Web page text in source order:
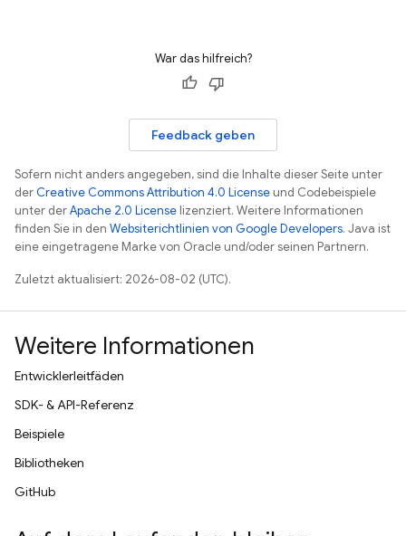
War das hilfreich?
Feedback geben
Sofern nicht anders angegeben, sind die Inhalte dieser Seite unter
derCreative Commons Attribution 4.0 License und Codebeispiele
unter derApache 2.0 License lizenziert. Weitere Informationen
finden Sie in den Websiterichtlinien von Google Developers. Java ist
eine eingetragene Marke von Oracle und/oder seinen Partnern.
Zuletzt aktualisiert: 2026-08-02 (UTC).
Weitere Informationen
Entwicklerleitfäden
SDK- & API-Referenz
Beispiele
Bibliotheken
GitHub